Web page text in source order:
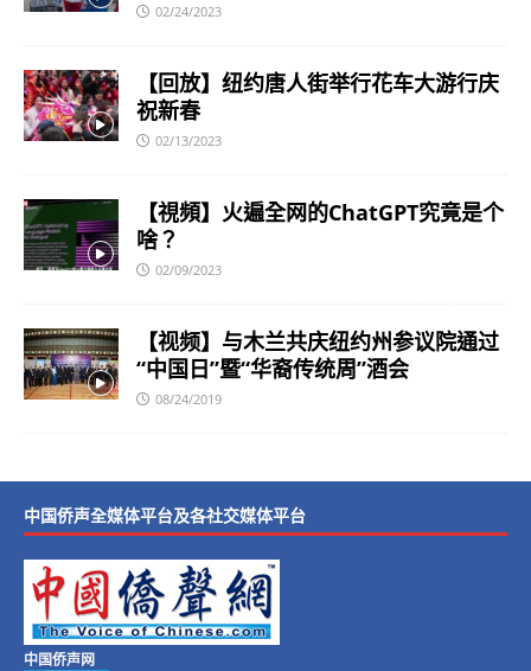
02/24/2023
【回放】纽约唐人街举行花车大游行庆
祝新春
02/13/2023
【視頻】火遍全网的ChatGPT究竟是个
啥？
02/09/2023
【视频】与木兰共庆纽约州参议院通过
“中国日”暨“华裔传统周”酒会
08/24/2019
中国侨声全媒体平台及各社交媒体平台
中国侨声网